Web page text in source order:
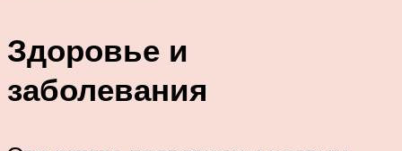
Здоровье и
заболевания